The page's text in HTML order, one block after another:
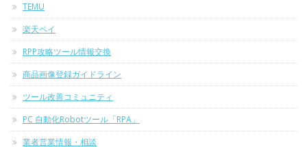
TEMU
楽天ペイ
RPP攻略ツール情報交換
商品画像登録ガイドライン
ツール改善コミュニティ
PC 自動化Robotツール「RPA」
業者営業情報・相談